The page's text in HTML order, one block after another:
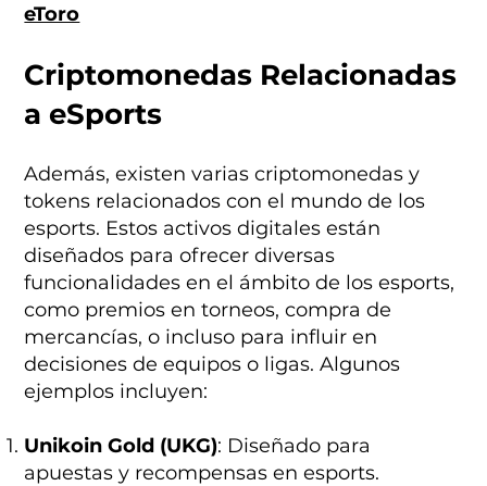
eToro
Criptomonedas Relacionadas
a eSports
Además, existen varias criptomonedas y
tokens relacionados con el mundo de los
esports. Estos activos digitales están
diseñados para ofrecer diversas
funcionalidades en el ámbito de los esports,
como premios en torneos, compra de
mercancías, o incluso para influir en
decisiones de equipos o ligas. Algunos
ejemplos incluyen:
Unikoin Gold (UKG): Diseñado para
apuestas y recompensas en esports.